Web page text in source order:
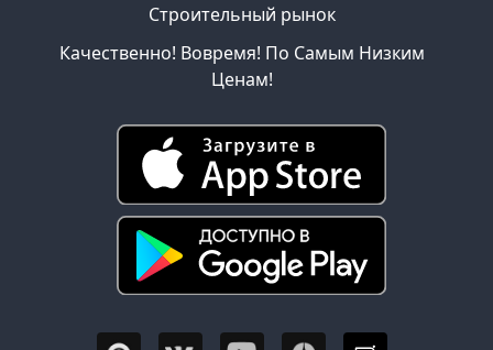
Строительный рынок
Качественно! Вовремя! По Самым Низким
Ценам!